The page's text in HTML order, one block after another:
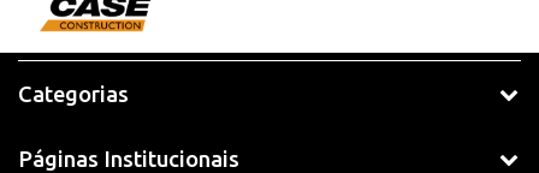
Categorias
Páginas Institucionais